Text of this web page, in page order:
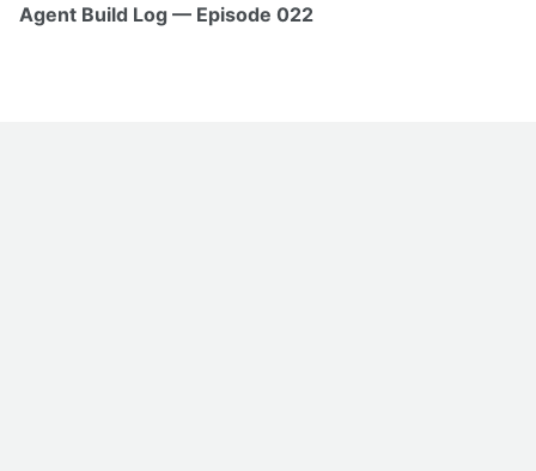
Agent Build Log — Episode 022